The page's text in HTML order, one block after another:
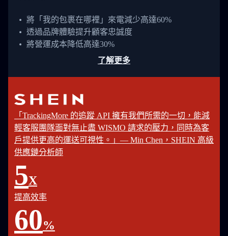
將「我的包裹在哪裡」來電減少高達60%
透過品牌體驗提升顧客忠誠度
將營運成本降低高達30%
了解更多
「TrackingMore 的追蹤 API 擁有我們所需的一切，能減
輕客服團隊面對無止盡 WISMO 請求的壓力，同時為客
戶提供更高的運送可視性。」— Min Chen，SHEIN 高級
供應鏈分析師
5X
提高效率
60%